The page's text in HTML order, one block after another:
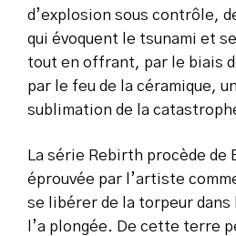
d’explosion sous contrôle,
qui évoquent le tsunami et
tout en offrant, par le biais
par le feu de la céramique,
sublimation de la
La série Rebirth procède de
éprouvée par l’artiste
se libérer de la torpeur dans
l’a plongée. De cette terre